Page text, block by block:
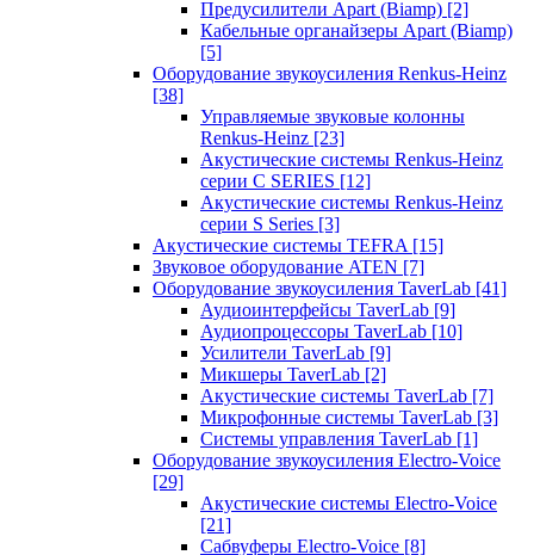
Предусилители Apart (Biamp) [2]
Кабельные органайзеры Apart (Biamp)
[5]
Оборудование звукоусиления Renkus-Heinz
[38]
Управляемые звуковые колонны
Renkus-Heinz [23]
Акустические системы Renkus-Heinz
серии C SERIES [12]
Акустические системы Renkus-Heinz
серии S Series [3]
Акустические системы TEFRA [15]
Звуковое оборудование ATEN [7]
Оборудование звукоусиления TaverLab [41]
Аудиоинтерфейсы TaverLab [9]
Аудиопроцессоры TaverLab [10]
Усилители TaverLab [9]
Микшеры TaverLab [2]
Акустические системы TaverLab [7]
Микрофонные системы TaverLab [3]
Системы управления TaverLab [1]
Оборудование звукоусиления Electro-Voice
[29]
Акустические системы Electro-Voice
[21]
Сабвуферы Electro-Voice [8]